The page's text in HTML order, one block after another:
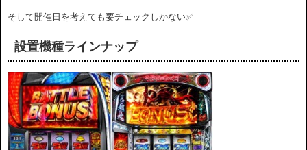
そして開催日を考えても要チェックしかない✅
設置機種ラインナップ